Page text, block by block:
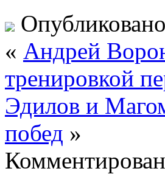
« Андрей
тренировкой
Эдилов и
побед »